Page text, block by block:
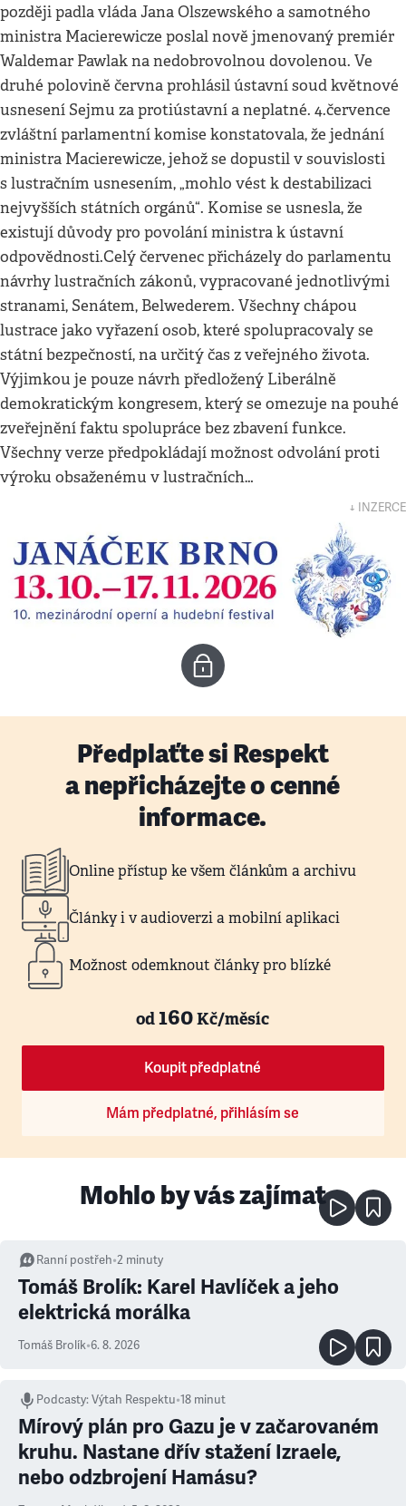
později padla vláda Jana Olszewského a samotného
ministra Macierewicze poslal nově jmenovaný premiér
Waldemar Pawlak na nedobrovolnou dovolenou. Ve
druhé polovině června prohlásil ústavní soud květnové
usnesení Sejmu za protiústavní a neplatné. 4.července
zvláštní parlamentní komise konstatovala, že jednání
ministra Macierewicze, jehož se dopustil v souvislosti
s lustračním usnesením, „mohlo vést k destabilizaci
nejvyšších státních orgánů“. Komise se usnesla, že
existují důvody pro povolání ministra k ústavní
odpovědnosti.Celý červenec přicházely do parlamentu
návrhy lustračních zákonů, vypracované jednotlivými
stranami, Senátem, Belwederem. Všechny chápou
lustrace jako vyřazení osob, které spolupracovaly se
státní bezpečností, na určitý čas z veřejného života.
Výjimkou je pouze návrh předložený Liberálně
demokratickým kongresem, který se omezuje na pouhé
zveřejnění faktu spolupráce bez zbavení funkce.
Všechny verze předpokládají možnost odvolání proti
výroku obsaženému v lustračních…
↓ INZERCE
Předplaťte si Respekt
a nepřicházejte o cenné
informace.
Online přístup ke všem článkům a archivu
Články i v audioverzi a mobilní aplikaci
Možnost odemknout články pro blízké
od160Kč/měsíc
Koupit předplatné
Mám předplatné, přihlásím se
Mohlo by vás zajímat
Ranní postřeh•2 minuty
Tomáš Brolík: Karel Havlíček a jeho
elektrická morálka
Tomáš Brolík•6. 8. 2026
Podcasty:Výtah Respektu•18 minut
Mírový plán pro Gazu je v začarovaném
kruhu. Nastane dřív stažení Izraele,
nebo odzbrojení Hamásu?